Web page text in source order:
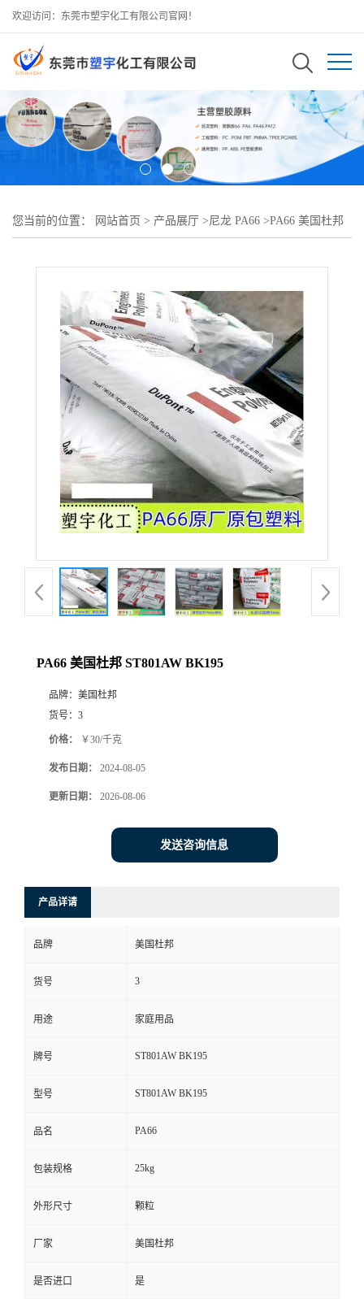
欢迎访问：东莞市塑宇化工有限公司官网！
您当前的位置： 网站首页 > 产品展厅 >尼龙 PA66 >PA66 美国杜邦
PA66 美国杜邦 ST801AW BK195
品牌： 美国杜邦
货号： 3
价格： ￥30/千克
发布日期： 2024-08-05
更新日期： 2026-08-06
发送咨询信息
产品详请
品牌 美国杜邦
货号 3
用途 家庭用品
牌号 ST801AW BK195
型号 ST801AW BK195
品名 PA66
包装规格 25kg
外形尺寸 颗粒
厂家 美国杜邦
是否进口 是